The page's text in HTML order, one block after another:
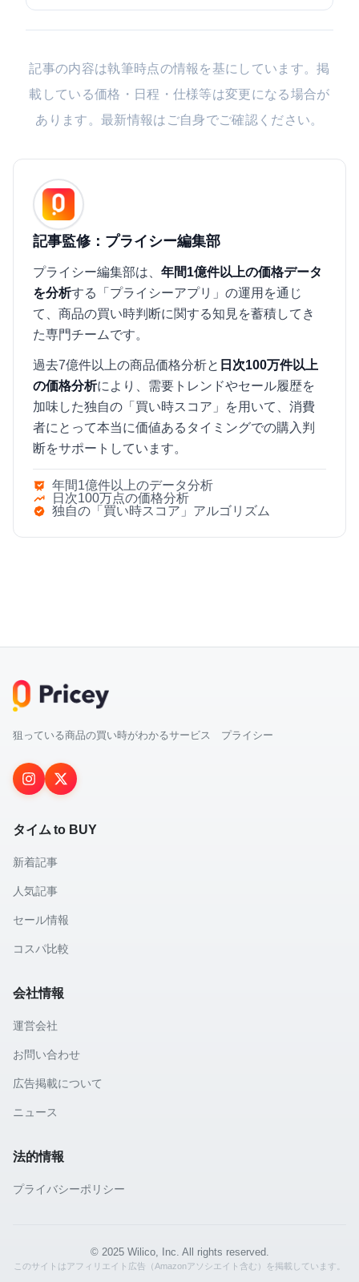
記事の内容は執筆時点の情報を基にしています。掲
載している価格・日程・仕様等は変更になる場合が
あります。最新情報はご自身でご確認ください。
記事監修：プライシー編集部
プライシー編集部は、 年間1億件以上の価格データ
を分析する「プライシーアプリ」の運用を通じ
て、商品の買い時判断に関する知見を蓄積してき
た専門チームです。
過去7億件以上の商品価格分析と 日次100万件以上
の価格分析により、需要トレンドやセール履歴を
加味した独自の「買い時スコア」を用いて、消費
者にとって本当に価値あるタイミングでの購入判
断をサポートしています。
年間1億件以上のデータ分析
日次100万点の価格分析
独自の「買い時スコア」アルゴリズム
狙っている商品の買い時がわかるサービス プライシー
タイム to BUY
新着記事
人気記事
セール情報
コスパ比較
会社情報
運営会社
お問い合わせ
広告掲載について
ニュース
法的情報
プライバシーポリシー
© 2025 Wilico, Inc. All rights reserved.
このサイトはアフィリエイト広告（Amazonアソシエイト含む）を掲載しています。